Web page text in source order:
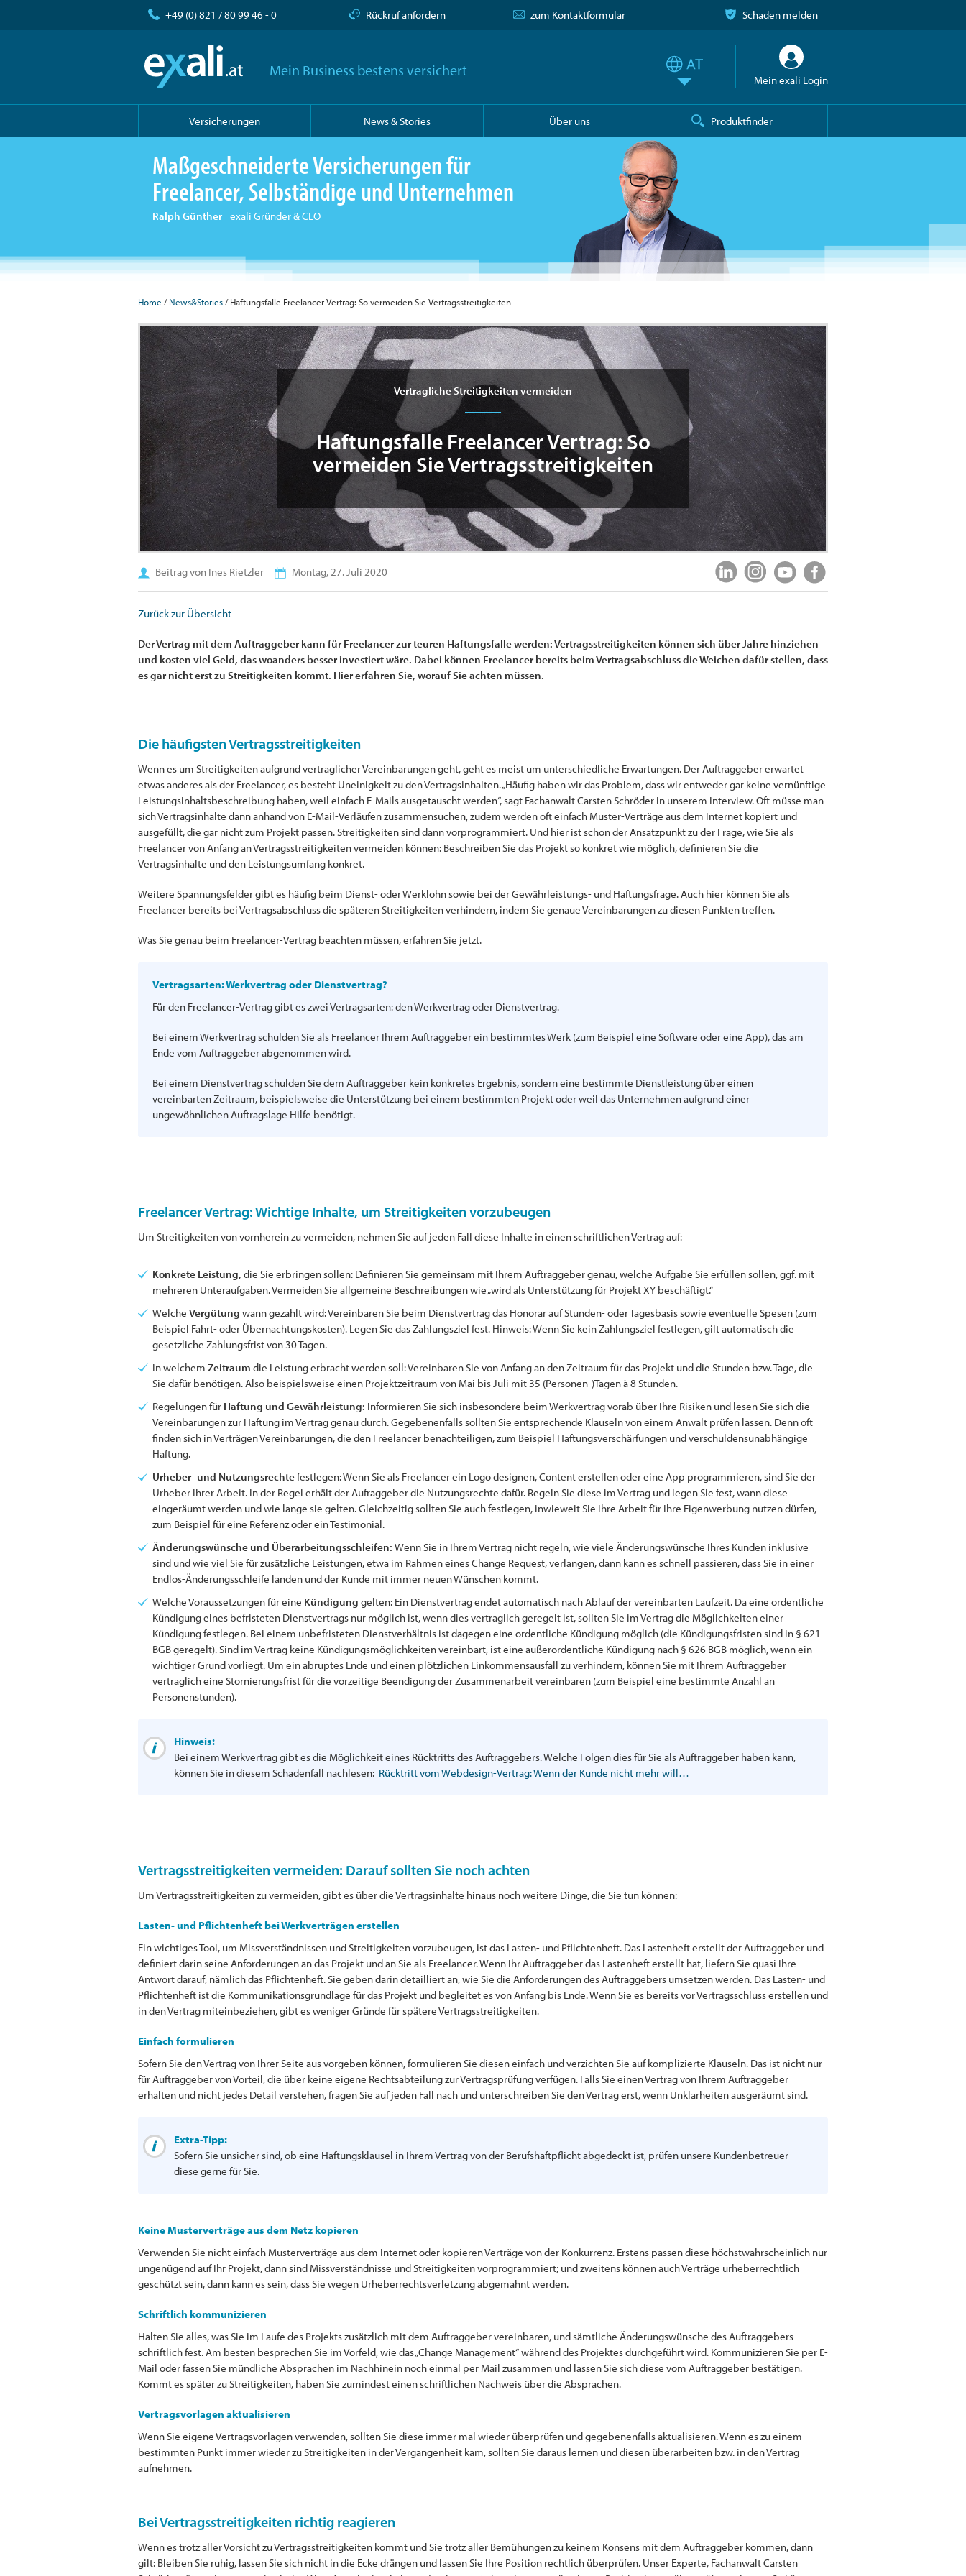
+49 (0) 821 / 80 99 46 - 0 Rückruf anfordern zum Kontaktformular Schaden melden
Mein Business bestens versichert
Mein exali Login
Versicherungen News & Stories Über uns Produktfinder
Maßgeschneiderte Versicherungen für
Freelancer, Selbständige und Unternehmen
Ralph Günther exali Gründer & CEO
Home /News&Stories/ Haftungsfalle Freelancer Vertrag: So vermeiden Sie Vertragsstreitigkeiten
Vertragliche Streitigkeiten vermeiden
Haftungsfalle Freelancer Vertrag: So
vermeiden Sie Vertragsstreitigkeiten
Beitrag von Ines Rietzler Montag, 27. Juli 2020
Zurück zur Übersicht
Der Vertrag mit dem Auftraggeber kann für Freelancer zur teuren Haftungsfalle werden: Vertragsstreitigkeiten können sich über Jahre hinziehen
und kosten viel Geld, das woanders besser investiert wäre. Dabei können Freelancer bereits beim Vertragsabschluss die Weichen dafür stellen, dass
es gar nicht erst zu Streitigkeiten kommt. Hier erfahren Sie, worauf Sie achten müssen.
Die häufigsten Vertragsstreitigkeiten
Wenn es um Streitigkeiten aufgrund vertraglicher Vereinbarungen geht, geht es meist um unterschiedliche Erwartungen. Der Auftraggeber erwartet
etwas anderes als der Freelancer, es besteht Uneinigkeit zu den Vertragsinhalten. „Häufig haben wir das Problem, dass wir entweder gar keine vernünftige
Leistungsinhaltsbeschreibung haben, weil einfach E-Mails ausgetauscht werden“, sagt Fachanwalt Carsten Schröder in unserem Interview. Oft müsse man
sich Vertragsinhalte dann anhand von E-Mail-Verläufen zusammensuchen, zudem werden oft einfach Muster-Verträge aus dem Internet kopiert und
ausgefüllt, die gar nicht zum Projekt passen. Streitigkeiten sind dann vorprogrammiert. Und hier ist schon der Ansatzpunkt zu der Frage, wie Sie als
Freelancer von Anfang an Vertragsstreitigkeiten vermeiden können: Beschreiben Sie das Projekt so konkret wie möglich, definieren Sie die
Vertragsinhalte und den Leistungsumfang konkret.
Weitere Spannungsfelder gibt es häufig beim Dienst- oder Werklohn sowie bei der Gewährleistungs- und Haftungsfrage. Auch hier können Sie als
Freelancer bereits bei Vertragsabschluss die späteren Streitigkeiten verhindern, indem Sie genaue Vereinbarungen zu diesen Punkten treffen.
Was Sie genau beim Freelancer-Vertrag beachten müssen, erfahren Sie jetzt.
Vertragsarten: Werkvertrag oder Dienstvertrag?
Für den Freelancer-Vertrag gibt es zwei Vertragsarten: den Werkvertrag oder Dienstvertrag.
Bei einem Werkvertrag schulden Sie als Freelancer Ihrem Auftraggeber ein bestimmtes Werk (zum Beispiel eine Software oder eine App), das am
Ende vom Auftraggeber abgenommen wird.
Bei einem Dienstvertrag schulden Sie dem Auftraggeber kein konkretes Ergebnis, sondern eine bestimmte Dienstleistung über einen
vereinbarten Zeitraum, beispielsweise die Unterstützung bei einem bestimmten Projekt oder weil das Unternehmen aufgrund einer
ungewöhnlichen Auftragslage Hilfe benötigt.
Freelancer Vertrag: Wichtige Inhalte, um Streitigkeiten vorzubeugen
Um Streitigkeiten von vornherein zu vermeiden, nehmen Sie auf jeden Fall diese Inhalte in einen schriftlichen Vertrag auf:
Konkrete Leistung, die Sie erbringen sollen: Definieren Sie gemeinsam mit Ihrem Auftraggeber genau, welche Aufgabe Sie erfüllen sollen, ggf. mit
mehreren Unteraufgaben. Vermeiden Sie allgemeine Beschreibungen wie „wird als Unterstützung für Projekt XY beschäftigt.“
Welche Vergütung wann gezahlt wird: Vereinbaren Sie beim Dienstvertrag das Honorar auf Stunden- oder Tagesbasis sowie eventuelle Spesen (zum
Beispiel Fahrt- oder Übernachtungskosten). Legen Sie das Zahlungsziel fest. Hinweis: Wenn Sie kein Zahlungsziel festlegen, gilt automatisch die
gesetzliche Zahlungsfrist von 30 Tagen.
In welchem Zeitraum die Leistung erbracht werden soll: Vereinbaren Sie von Anfang an den Zeitraum für das Projekt und die Stunden bzw. Tage, die
Sie dafür benötigen. Also beispielsweise einen Projektzeitraum von Mai bis Juli mit 35 (Personen-)Tagen à 8 Stunden.
Regelungen für Haftung und Gewährleistung: Informieren Sie sich insbesondere beim Werkvertrag vorab über Ihre Risiken und lesen Sie sich die
Vereinbarungen zur Haftung im Vertrag genau durch. Gegebenenfalls sollten Sie entsprechende Klauseln von einem Anwalt prüfen lassen. Denn oft
finden sich in Verträgen Vereinbarungen, die den Freelancer benachteiligen, zum Beispiel Haftungsverschärfungen und verschuldensunabhängige
Haftung.
Urheber- und Nutzungsrechtefestlegen: Wenn Sie als Freelancer ein Logo designen, Content erstellen oder eine App programmieren, sind Sie der
Urheber Ihrer Arbeit. In der Regel erhält der Aufraggeber die Nutzungsrechte dafür. Regeln Sie diese im Vertrag und legen Sie fest, wann diese
eingeräumt werden und wie lange sie gelten. Gleichzeitig sollten Sie auch festlegen, inwieweit Sie Ihre Arbeit für Ihre Eigenwerbung nutzen dürfen,
zum Beispiel für eine Referenz oder ein Testimonial.
Änderungswünsche und Überarbeitungsschleifen: Wenn Sie in Ihrem Vertrag nicht regeln, wie viele Änderungswünsche Ihres Kunden inklusive
sind und wie viel Sie für zusätzliche Leistungen, etwa im Rahmen eines Change Request, verlangen, dann kann es schnell passieren, dass Sie in einer
Endlos-Änderungsschleife landen und der Kunde mit immer neuen Wünschen kommt.
Welche Voraussetzungen für eine Kündigung gelten: Ein Dienstvertrag endet automatisch nach Ablauf der vereinbarten Laufzeit. Da eine ordentliche
Kündigung eines befristeten Dienstvertrags nur möglich ist, wenn dies vertraglich geregelt ist, sollten Sie im Vertrag die Möglichkeiten einer
Kündigung festlegen. Bei einem unbefristeten Dienstverhältnis ist dagegen eine ordentliche Kündigung möglich (die Kündigungsfristen sind in § 621
BGB geregelt). Sind im Vertrag keine Kündigungsmöglichkeiten vereinbart, ist eine außerordentliche Kündigung nach § 626 BGB möglich, wenn ein
wichtiger Grund vorliegt. Um ein abruptes Ende und einen plötzlichen Einkommensausfall zu verhindern, können Sie mit Ihrem Auftraggeber
vertraglich eine Stornierungsfrist für die vorzeitige Beendigung der Zusammenarbeit vereinbaren (zum Beispiel eine bestimmte Anzahl an
Personenstunden).
Hinweis:
Bei einem Werkvertrag gibt es die Möglichkeit eines Rücktritts des Auftraggebers. Welche Folgen dies für Sie als Auftraggeber haben kann,
können Sie in diesem Schadenfall nachlesen: Rücktritt vom Webdesign-Vertrag: Wenn der Kunde nicht mehr will…
Vertragsstreitigkeiten vermeiden: Darauf sollten Sie noch achten
Um Vertragsstreitigkeiten zu vermeiden, gibt es über die Vertragsinhalte hinaus noch weitere Dinge, die Sie tun können:
Lasten- und Pflichtenheft bei Werkverträgen erstellen
Ein wichtiges Tool, um Missverständnissen und Streitigkeiten vorzubeugen, ist das Lasten- und Pflichtenheft. Das Lastenheft erstellt der Auftraggeber und
definiert darin seine Anforderungen an das Projekt und an Sie als Freelancer. Wenn Ihr Auftraggeber das Lastenheft erstellt hat, liefern Sie quasi Ihre
Antwort darauf, nämlich das Pflichtenheft. Sie geben darin detailliert an, wie Sie die Anforderungen des Auftraggebers umsetzen werden. Das Lasten- und
Pflichtenheft ist die Kommunikationsgrundlage für das Projekt und begleitet es von Anfang bis Ende. Wenn Sie es bereits vor Vertragsschluss erstellen und
in den Vertrag miteinbeziehen, gibt es weniger Gründe für spätere Vertragsstreitigkeiten.
Einfach formulieren
Sofern Sie den Vertrag von Ihrer Seite aus vorgeben können, formulieren Sie diesen einfach und verzichten Sie auf komplizierte Klauseln. Das ist nicht nur
für Auftraggeber von Vorteil, die über keine eigene Rechtsabteilung zur Vertragsprüfung verfügen. Falls Sie einen Vertrag von Ihrem Auftraggeber
erhalten und nicht jedes Detail verstehen, fragen Sie auf jeden Fall nach und unterschreiben Sie den Vertrag erst, wenn Unklarheiten ausgeräumt sind.
Extra-Tipp:
Sofern Sie unsicher sind, ob eine Haftungsklausel in Ihrem Vertrag von der Berufshaftpflicht abgedeckt ist, prüfen unsere Kundenbetreuer
diese gerne für Sie.
Keine Musterverträge aus dem Netz kopieren
Verwenden Sie nicht einfach Musterverträge aus dem Internet oder kopieren Verträge von der Konkurrenz. Erstens passen diese höchstwahrscheinlich nur
ungenügend auf Ihr Projekt, dann sind Missverständnisse und Streitigkeiten vorprogrammiert; und zweitens können auch Verträge urheberrechtlich
geschützt sein, dann kann es sein, dass Sie wegen Urheberrechtsverletzung abgemahnt werden.
Schriftlich kommunizieren
Halten Sie alles, was Sie im Laufe des Projekts zusätzlich mit dem Auftraggeber vereinbaren, und sämtliche Änderungswünsche des Auftraggebers
schriftlich fest. Am besten besprechen Sie im Vorfeld, wie das „Change Management“ während des Projektes durchgeführt wird. Kommunizieren Sie per E-
Mail oder fassen Sie mündliche Absprachen im Nachhinein noch einmal per Mail zusammen und lassen Sie sich diese vom Auftraggeber bestätigen.
Kommt es später zu Streitigkeiten, haben Sie zumindest einen schriftlichen Nachweis über die Absprachen.
Vertragsvorlagen aktualisieren
Wenn Sie eigene Vertragsvorlagen verwenden, sollten Sie diese immer mal wieder überprüfen und gegebenenfalls aktualisieren. Wenn es zu einem
bestimmten Punkt immer wieder zu Streitigkeiten in der Vergangenheit kam, sollten Sie daraus lernen und diesen überarbeiten bzw. in den Vertrag
aufnehmen.
Bei Vertragsstreitigkeiten richtig reagieren
Wenn es trotz aller Vorsicht zu Vertragsstreitigkeiten kommt und Sie trotz aller Bemühungen zu keinem Konsens mit dem Auftraggeber kommen, dann
gilt: Bleiben Sie ruhig, lassen Sie sich nicht in die Ecke drängen und lassen Sie Ihre Position rechtlich überprüfen. Unser Experte, Fachanwalt Carsten